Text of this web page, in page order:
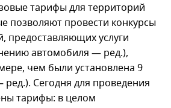
тарифы для территорий
позволяют провести конкурсы
предоставляющих услуги
автомобиля — ред.),
чем были установлена 9
ред.). Сегодня для проведения
тарифы: в целом